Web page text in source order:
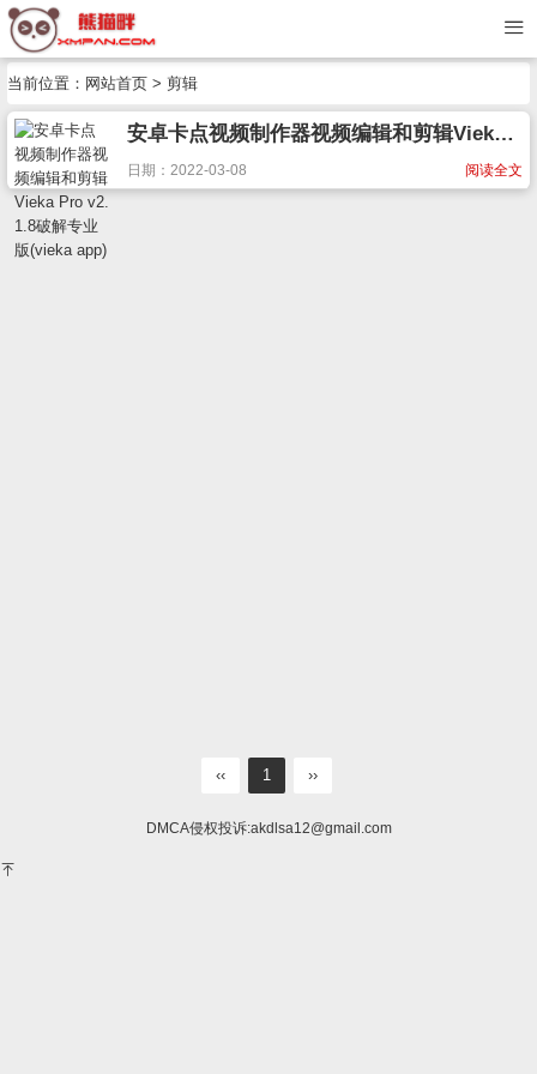
当前位置： 网站首页 > 剪辑
安卓卡点视频制作器视频编辑和剪辑Vieka Pro v2.1.8破解专业版(vieka app)
阅读全文
日期：2022-03-08
‹‹ 1 ››
DMCA侵权投诉:akdlsa12@gmail.com